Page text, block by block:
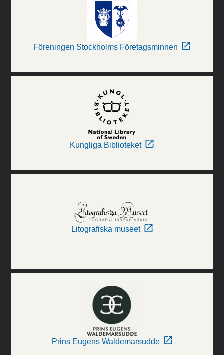
Föreningen Stockholms Företagsminnen
Kungliga Biblioteket
Litografiska museet
Prins Eugens Waldemarsudde